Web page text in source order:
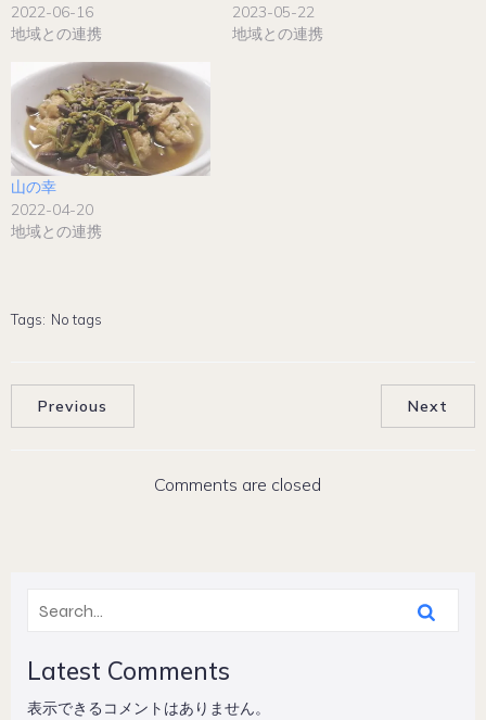
2022-06-16
地域との連携
2023-05-22
地域との連携
山の幸
2022-04-20
地域との連携
Tags: No tags
Previous Next
Comments are closed
Latest Comments
表示できるコメントはありません。